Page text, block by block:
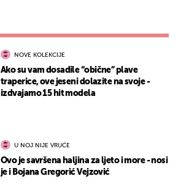
NOVE KOLEKCIJE
Ako su vam dosadile “obične” plave
traperice, ove jeseni dolazite na svoje -
izdvajamo 15 hit modela
U NOJ NIJE VRUĆE
Ovo je savršena haljina za ljeto i more - nosi
je i Bojana Gregorić Vejzović